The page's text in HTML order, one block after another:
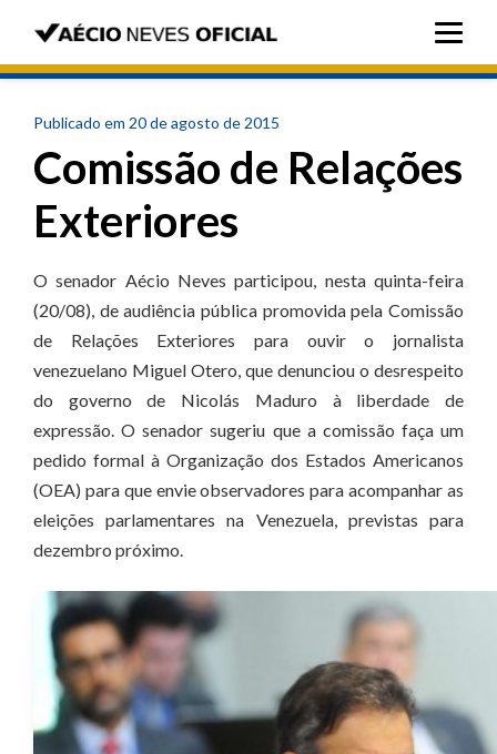
Publicado em 20 de agosto de 2015
Comissão de Relações
Exteriores
O senador Aécio Neves participou, nesta quinta-feira
(20/08), de audiência pública promovida pela Comissão
de Relações Exteriores para ouvir o jornalista
venezuelano Miguel Otero, que denunciou o desrespeito
do governo de Nicolás Maduro à liberdade de
expressão. O senador sugeriu que a comissão faça um
pedido formal à Organização dos Estados Americanos
(OEA) para que envie observadores para acompanhar as
eleições parlamentares na Venezuela, previstas para
dezembro próximo.